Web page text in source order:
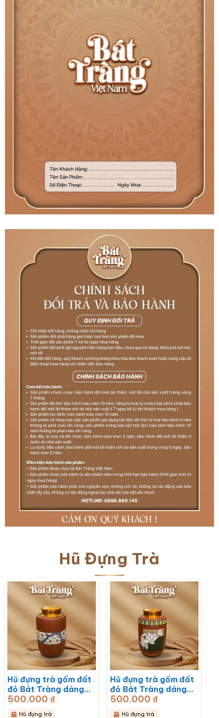
Hũ Đựng Trà
Hũ đựng trà gốm đất
đỏ Bát Tràng dáng
trụ hoạ tiết hoa mai
trắng BT-HĐT13
500.000 ₫
Hũ đựng trà
Hũ đựng trà gốm đất
đỏ Bát Tràng dáng
trụ hoạ tiết hoa sen
BT-HĐT12
500.000 ₫
Hũ đựng trà